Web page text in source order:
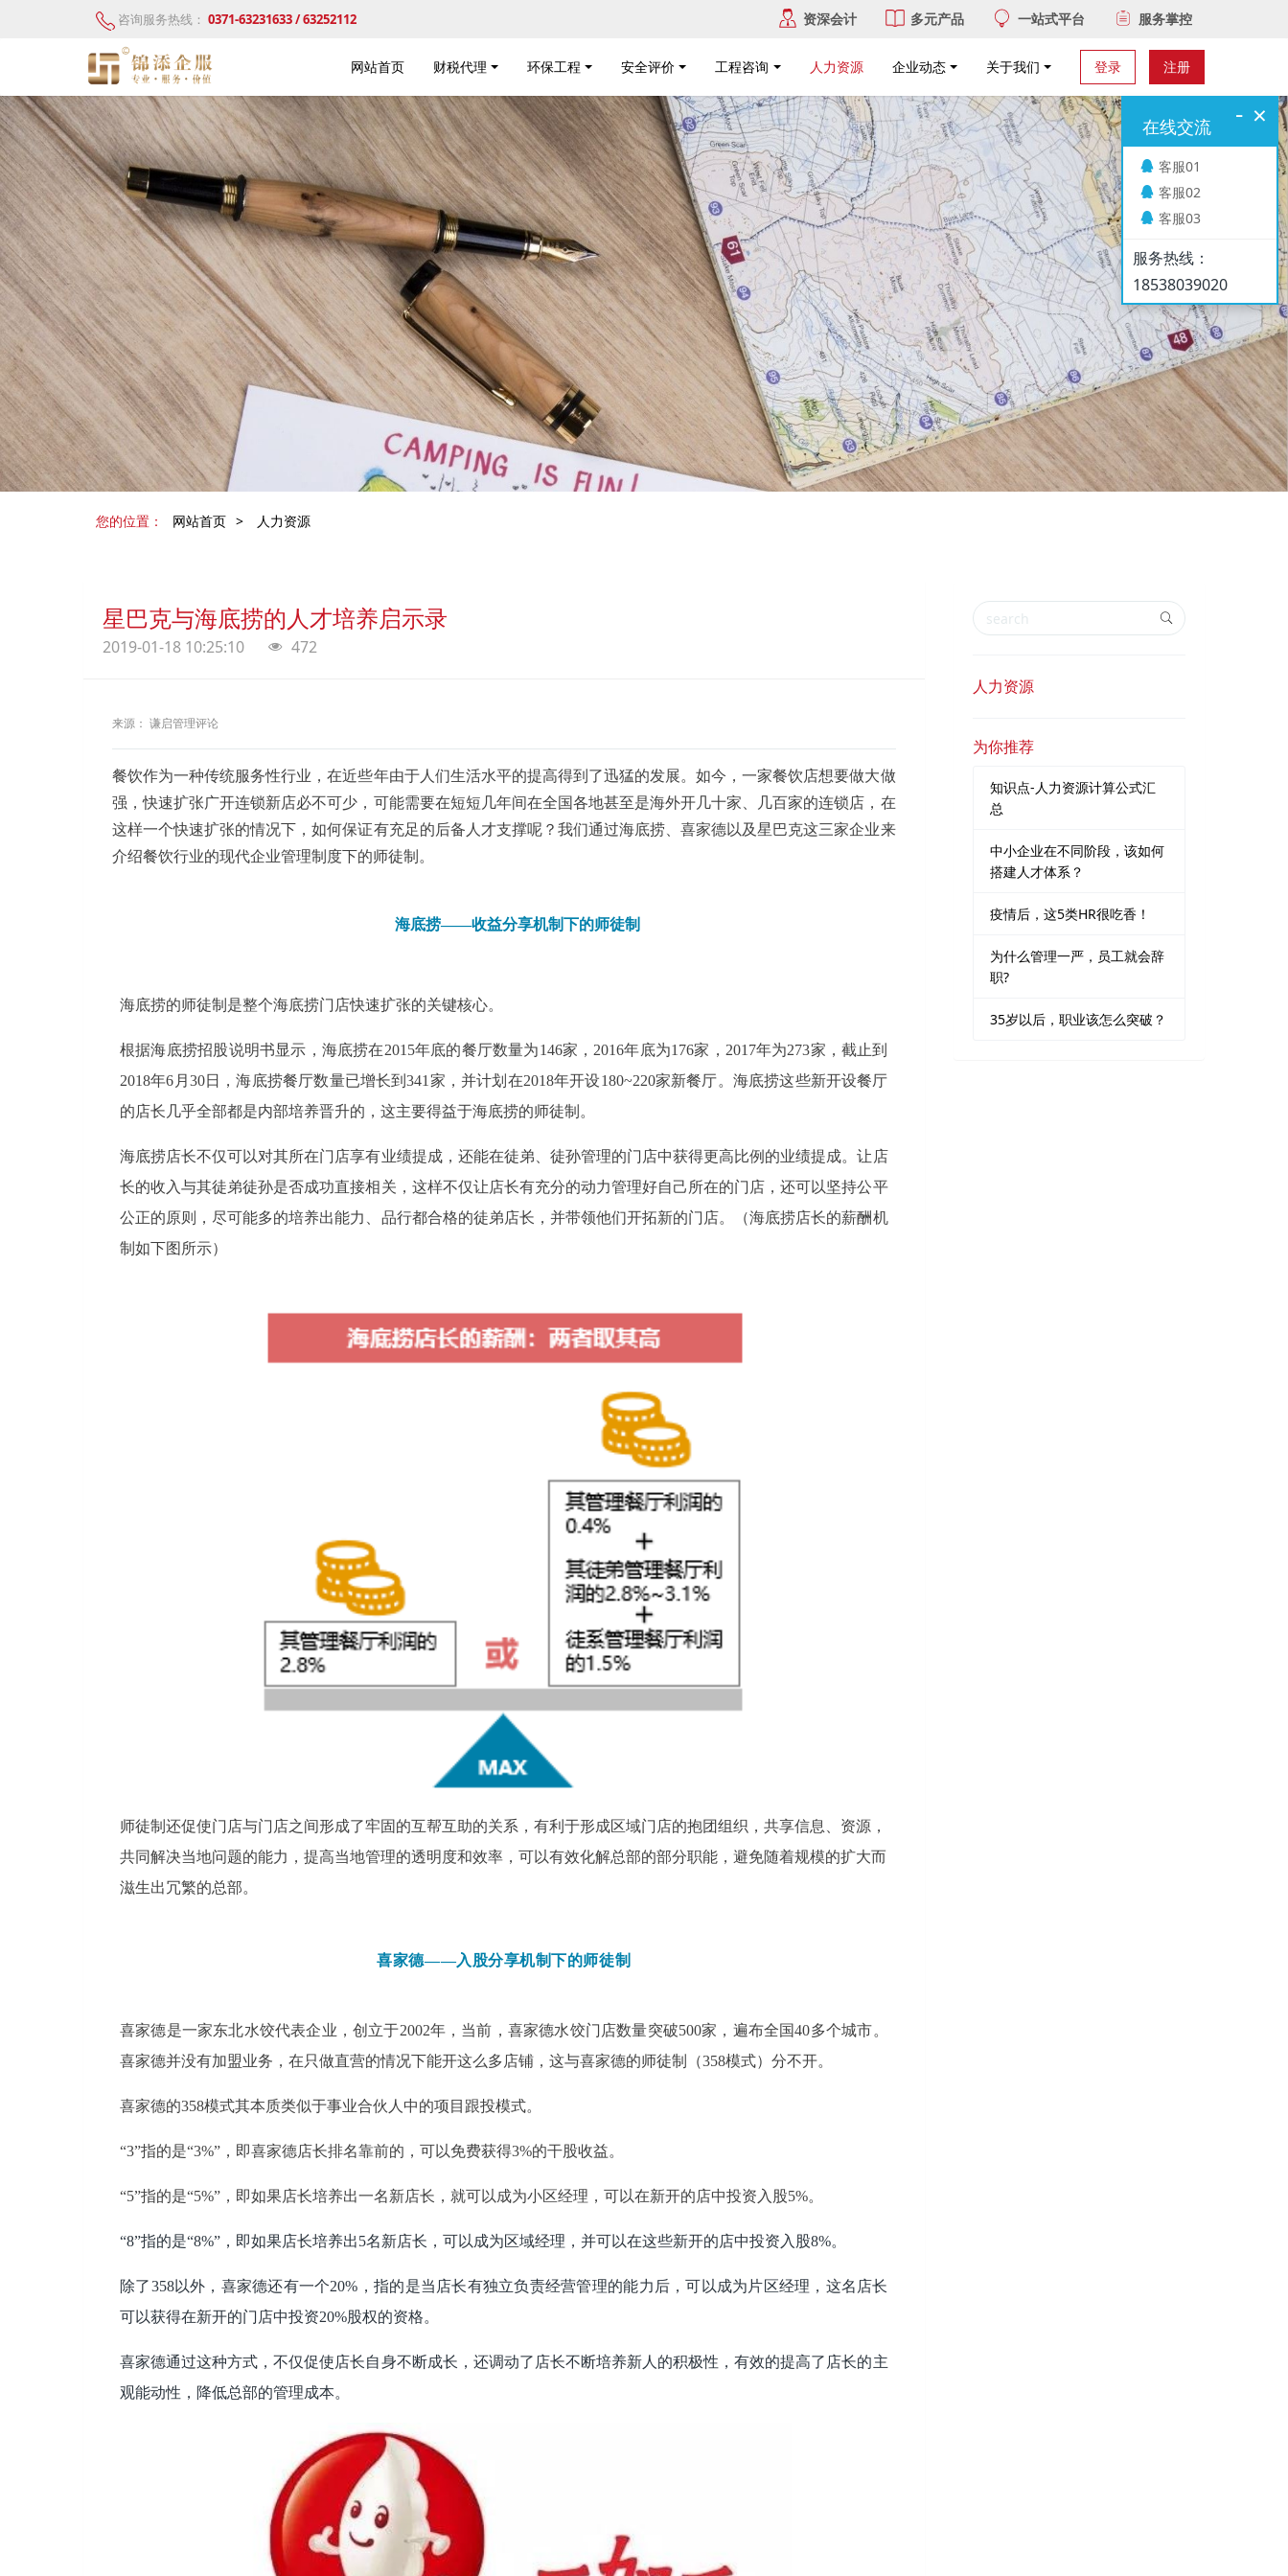
咨询服务热线： 0371-63231633 / 63252112 资深会计 多元产品 一站式平台 服务掌控
登录 注册
网站首页 财税代理 环保工程 安全评价 工程咨询 人力资源 企业动态 关于我们
您的位置： 网站首页 > 人力资源
星巴克与海底捞的人才培养启示录
2019-01-18 10:25:10 472
来源： 谦启管理评论
餐饮作为一种传统服务性行业，在近些年由于人们生活水平的提高得到了迅猛的发展。如今，一家餐饮店想要做大做
强，快速扩张广开连锁新店必不可少，可能需要在短短几年间在全国各地甚至是海外开几十家、几百家的连锁店，在
这样一个快速扩张的情况下，如何保证有充足的后备人才支撑呢？我们通过海底捞、喜家德以及星巴克这三家企业来
介绍餐饮行业的现代企业管理制度下的师徒制。
海底捞——收益分享机制下的师徒制
海底捞的师徒制是整个海底捞门店快速扩张的关键核心。
根据海底捞招股说明书显示，海底捞在2015年底的餐厅数量为146家，2016年底为176家，2017年为273家，截止到
2018年6月30日，海底捞餐厅数量已增长到341家，并计划在2018年开设180~220家新餐厅。海底捞这些新开设餐厅
的店长几乎全部都是内部培养晋升的，这主要得益于海底捞的师徒制。
海底捞店长不仅可以对其所在门店享有业绩提成，还能在徒弟、徒孙管理的门店中获得更高比例的业绩提成。让店
长的收入与其徒弟徒孙是否成功直接相关，这样不仅让店长有充分的动力管理好自己所在的门店，还可以坚持公平
公正的原则，尽可能多的培养出能力、品行都合格的徒弟店长，并带领他们开拓新的门店。（海底捞店长的薪酬机
制如下图所示）
师徒制还促使门店与门店之间形成了牢固的互帮互助的关系，有利于形成区域门店的抱团组织，共享信息、资源，
共同解决当地问题的能力，提高当地管理的透明度和效率，可以有效化解总部的部分职能，避免随着规模的扩大而
滋生出冗繁的总部。
喜家德——入股分享机制下的师徒制
喜家德是一家东北水饺代表企业，创立于2002年，当前，喜家德水饺门店数量突破500家，遍布全国40多个城市。
喜家德并没有加盟业务，在只做直营的情况下能开这么多店铺，这与喜家德的师徒制（358模式）分不开。
喜家德的358模式其本质类似于事业合伙人中的项目跟投模式。
“3”指的是“3%”，即喜家德店长排名靠前的，可以免费获得3%的干股收益。
“5”指的是“5%”，即如果店长培养出一名新店长，就可以成为小区经理，可以在新开的店中投资入股5%。
“8”指的是“8%”，即如果店长培养出5名新店长，可以成为区域经理，并可以在这些新开的店中投资入股8%。
除了358以外，喜家德还有一个20%，指的是当店长有独立负责经营管理的能力后，可以成为片区经理，这名店长
可以获得在新开的门店中投资20%股权的资格。
喜家德通过这种方式，不仅促使店长自身不断成长，还调动了店长不断培养新人的积极性，有效的提高了店长的主
观能动性，降低总部的管理成本。
人力资源
为你推荐
知识点-人力资源计算公式汇
总
中小企业在不同阶段，该如何
搭建人才体系？
疫情后，这5类HR很吃香！
为什么管理一严，员工就会辞
职?
35岁以后，职业该怎么突破？
×
-
在线交流
客服01
客服02
客服03
服务热线：
18538039020